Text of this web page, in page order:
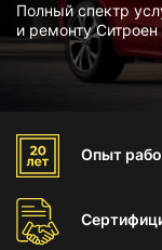
Полный спектр
и ремонту Ситроен
Опыт